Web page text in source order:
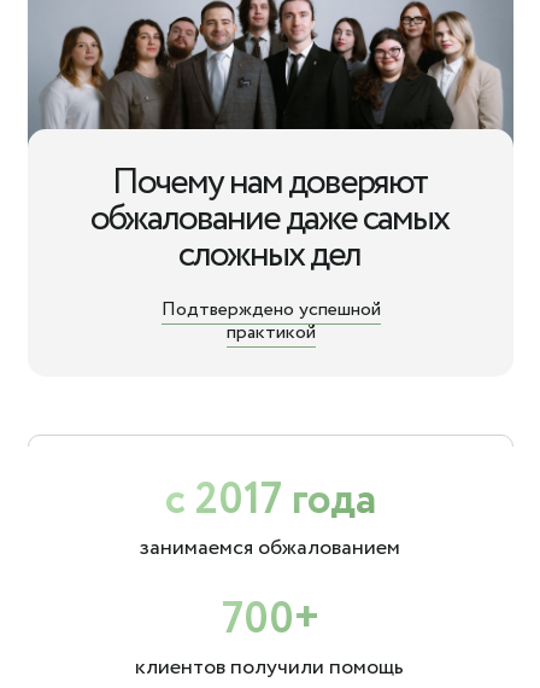
Почему нам доверяют
обжалование даже самых
сложных дел
Подтверждено успешной
практикой
с 2017 года
занимаемся обжалованием
700+
клиентов получили помощь